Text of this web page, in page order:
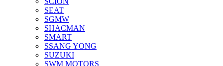
SEAT
SGMW
SHACMAN
SMART
SSANG YONG
SUZUKI
SWM MOTORS